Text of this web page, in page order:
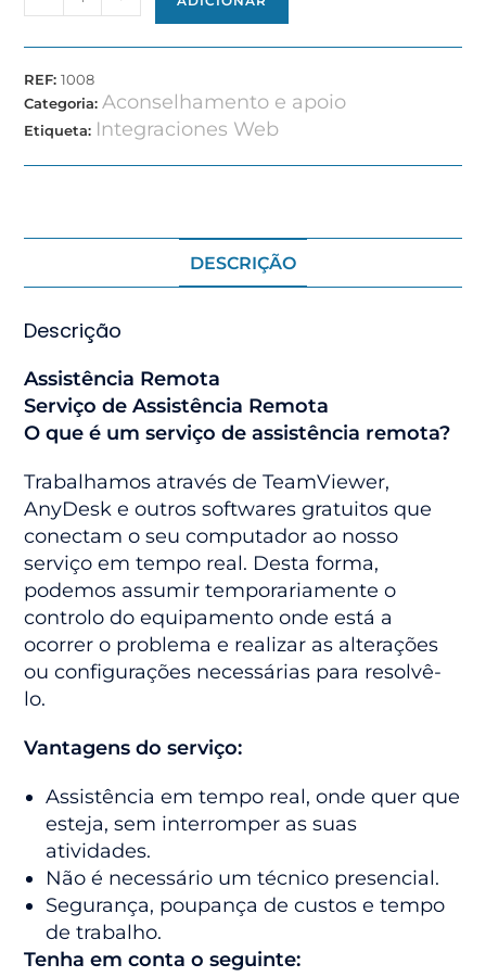
REF:1008
Categoria: Aconselhamento e apoio
Etiqueta: Integraciones Web
DESCRIÇÃO
Descrição
Assistência Remota
Serviço de Assistência Remota
O que é um serviço de assistência remota?
Trabalhamos através de TeamViewer,
AnyDesk e outros softwares gratuitos que
conectam o seu computador ao nosso
serviço em tempo real. Desta forma,
podemos assumir temporariamente o
controlo do equipamento onde está a
ocorrer o problema e realizar as alterações
ou configurações necessárias para resolvê-
lo.
Vantagens do serviço:
Assistência em tempo real, onde quer que
esteja, sem interromper as suas
atividades.
Não é necessário um técnico presencial.
Segurança, poupança de custos e tempo
de trabalho.
Tenha em conta o seguinte: